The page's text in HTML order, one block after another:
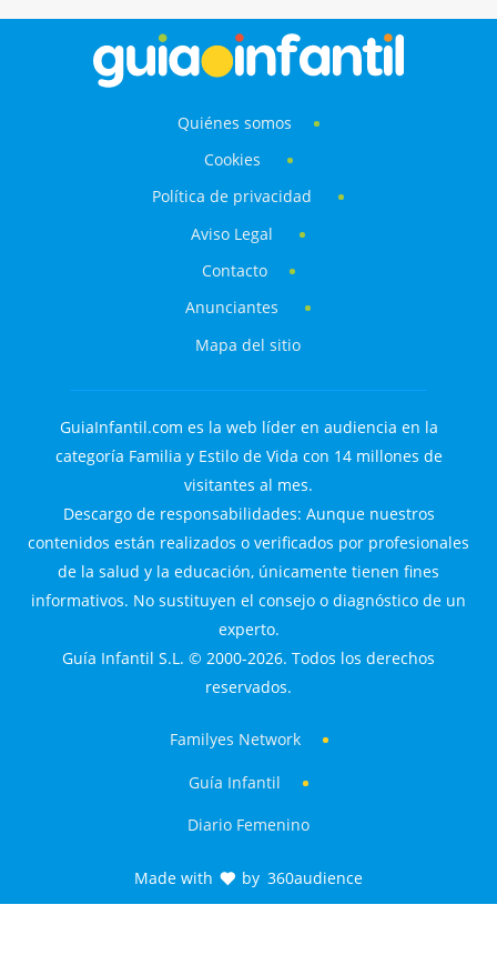
Quiénes somos
Cookies
Política de privacidad
Aviso Legal
Contacto
Anunciantes
Mapa del sitio
GuiaInfantil.com es la web líder en audiencia en la
categoría Familia y Estilo de Vida con 14 millones de
visitantes al mes.
Descargo de responsabilidades: Aunque nuestros
contenidos están realizados o verificados por profesionales
de la salud y la educación, únicamente tienen fines
informativos. No sustituyen el consejo o diagnóstico de un
experto.
Guía Infantil S.L. © 2000-2026. Todos los derechos
reservados.
Familyes Network
Guía Infantil
Diario Femenino
Made with by 360audience